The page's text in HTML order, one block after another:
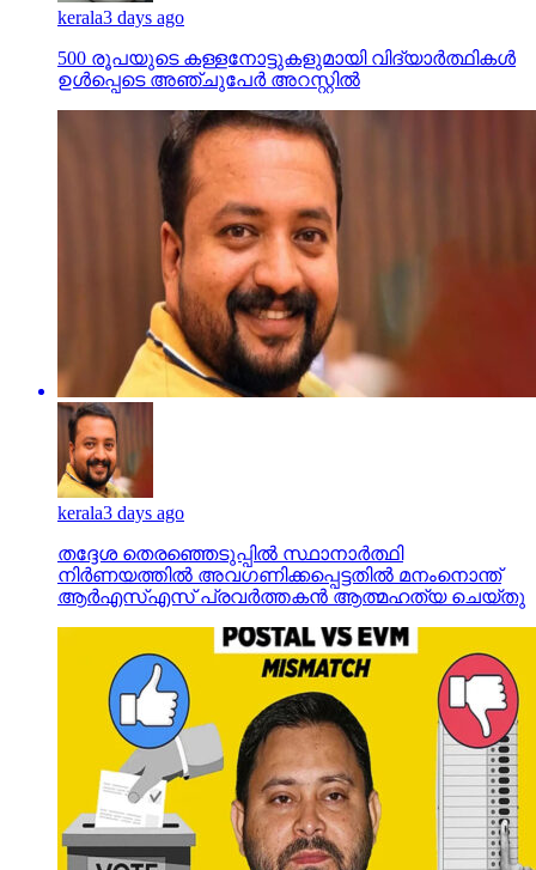
kerala3 days ago
500 രൂപയുടെ കള്ളനോട്ടുകളുമായി വിദ്യാര്‍ത്ഥികള്‍
ഉള്‍പ്പെടെ അഞ്ചുപേര്‍ അറസ്റ്റില്‍
kerala3 days ago
തദ്ദേശ തെരഞ്ഞെടുപ്പില്‍ സ്ഥാനാര്‍ത്ഥി
നിര്‍ണയത്തില്‍ അവഗണിക്കപ്പെട്ടതില്‍ മനംനൊന്ത്
ആര്‍എസ്എസ് പ്രവര്‍ത്തകന്‍ ആത്മഹത്യ ചെയ്തു